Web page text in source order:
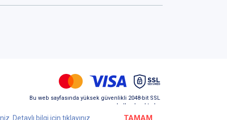
Detaylı bilgi için tıklayınız. TAMAM